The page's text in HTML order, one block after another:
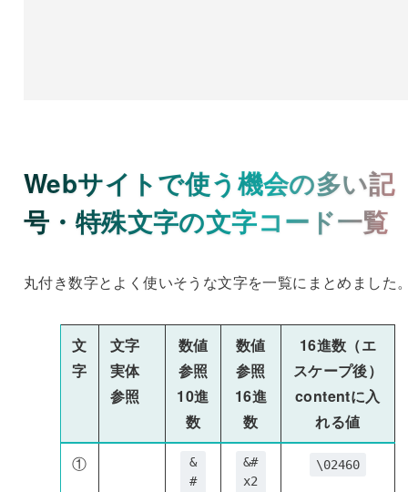
Webサイトで使う機会の多い記
号・特殊文字の文字コード一覧
丸付き数字とよく使いそうな文字を一覧にまとめました
文
字
文字
実体
参照
数値
参照
10進
数
数値
参照
16進
数
16進数（エ
スケープ後）
contentに入
れる値
①
&
#
&#
x2
\02460